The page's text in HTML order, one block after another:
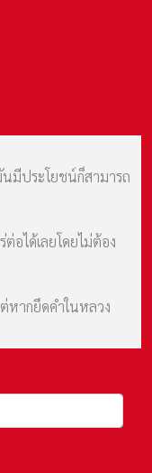
นมีประโยชน์ก็สามารถ
อได้เลยโดยไม่ต้อง
หากยึดคำในหลวง